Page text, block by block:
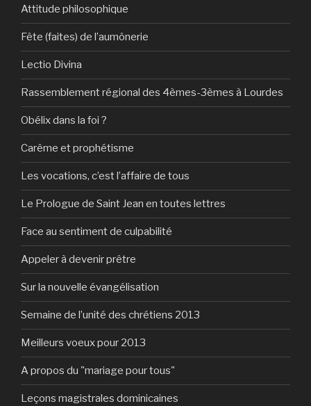
Attitude philosophique
Fête (faites) de l’aumônerie
Lectio Divina
Rassemblement régional des 4èmes-3èmes à Lourdes
Obélix dans la foi ?
Carême et prophétisme
Les vocations, c’est l’affaire de tous
Le Prologue de Saint Jean en toutes lettres
Face au sentiment de culpabilité
Appeler à devenir prêtre
Sur la nouvelle évangélisation
Semaine de l’unité des chrétiens 2013
Meilleurs voeux pour 2013
A propos du "mariage pour tous"
Leçons magistrales dominicaines